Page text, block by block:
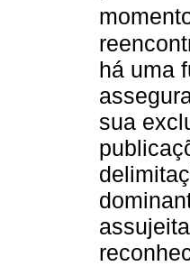
há uma
sua